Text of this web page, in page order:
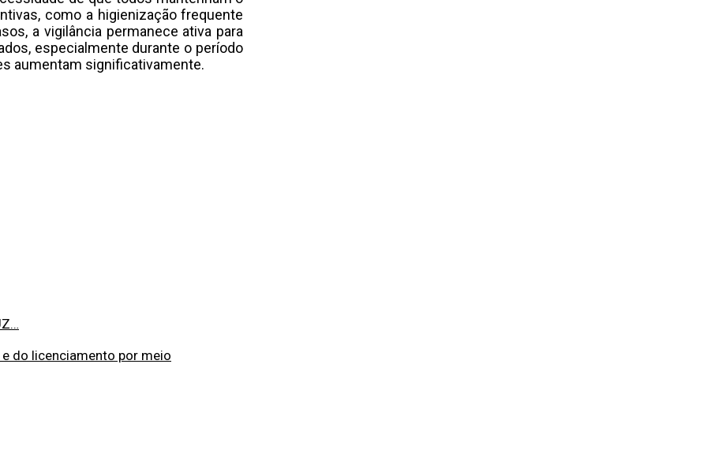
como a higienização frequente
a vigilância permanece ativa para
especialmente durante o período
aumentam significativamente.
do licenciamento por meio